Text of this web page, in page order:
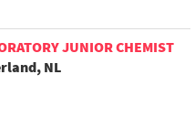
JUNIOR CHEMIST
NL